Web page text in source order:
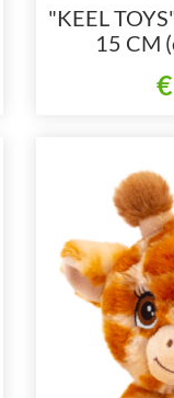
"KEEL
15 CM